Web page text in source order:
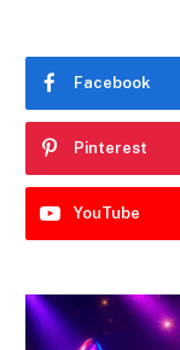
Facebook
Pinterest
YouTube